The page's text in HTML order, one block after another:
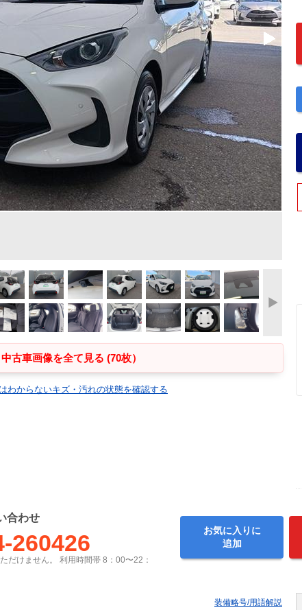
中古車画像を全て見る (70枚）
わからないキズ・汚れの状態を確認する
合わせ
260426
だけません。 利用時間帯 8：00〜22：
お気に入りに
追加
装備略号/用語解説